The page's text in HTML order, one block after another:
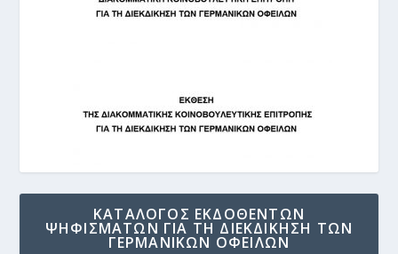
ΚΑΤΑΛΟΓΟΣ ΕΚΔΟΘΕΝΤΩΝ
ΨΗΦΙΣΜΑΤΩΝ ΓΙΑ ΤΗ ΔΙΕΚΔΙΚΗΣΗ ΤΩΝ
ΓΕΡΜΑΝΙΚΩΝ ΟΦΕΙΛΩΝ